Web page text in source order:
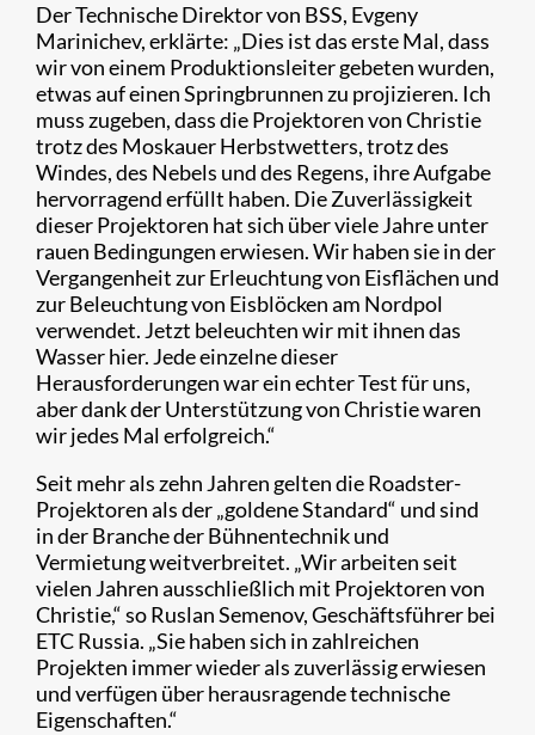
Der Technische Direktor von BSS, Evgeny
Marinichev, erklärte: „Dies ist das erste Mal, dass
wir von einem Produktionsleiter gebeten wurden,
etwas auf einen Springbrunnen zu projizieren. Ich
muss zugeben, dass die Projektoren von Christie
trotz des Moskauer Herbstwetters, trotz des
Windes, des Nebels und des Regens, ihre Aufgabe
hervorragend erfüllt haben. Die Zuverlässigkeit
dieser Projektoren hat sich über viele Jahre unter
rauen Bedingungen erwiesen. Wir haben sie in der
Vergangenheit zur Erleuchtung von Eisflächen und
zur Beleuchtung von Eisblöcken am Nordpol
verwendet. Jetzt beleuchten wir mit ihnen das
Wasser hier. Jede einzelne dieser
Herausforderungen war ein echter Test für uns,
aber dank der Unterstützung von Christie waren
wir jedes Mal erfolgreich.“
Seit mehr als zehn Jahren gelten die Roadster-
Projektoren als der „goldene Standard“ und sind
in der Branche der Bühnentechnik und
Vermietung weitverbreitet. „Wir arbeiten seit
vielen Jahren ausschließlich mit Projektoren von
Christie,“ so Ruslan Semenov, Geschäftsführer bei
ETC Russia. „Sie haben sich in zahlreichen
Projekten immer wieder als zuverlässig erwiesen
und verfügen über herausragende technische
Eigenschaften.“